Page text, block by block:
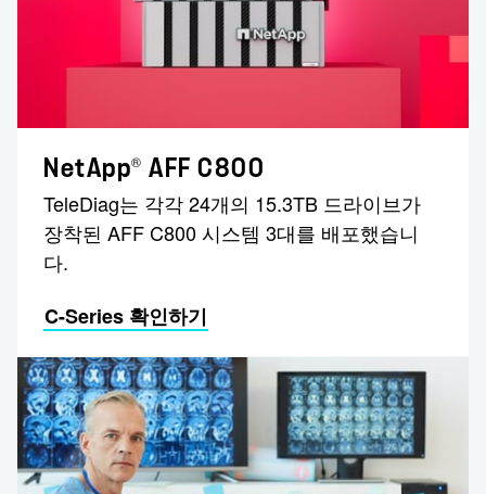
NetApp® AFF C800
TeleDiag는 각각 24개의 15.3TB 드라이브가
장착된 AFF C800 시스템 3대를 배포했습니
다.
C-Series 확인하기